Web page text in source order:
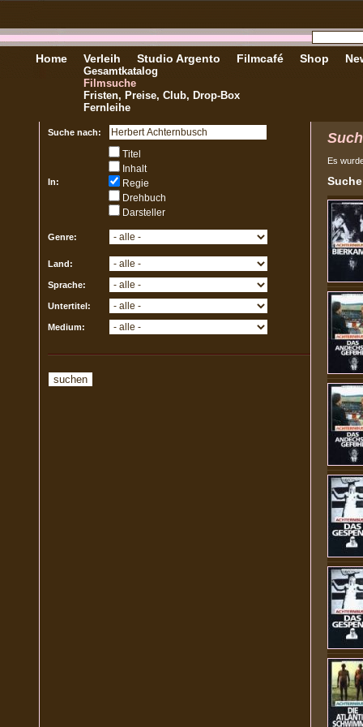
Home Verleih
Gesamtkatalog
Filmsuche
Fristen, Preise, Club, Drop-Box
Fernleihe
Studio Argento Filmcafé Shop
Suche nach:
In:
Titel
Inhalt
Regie
Drehbuch
Darsteller
Genre:
Land:
Sprache:
Untertitel:
Medium:
Es